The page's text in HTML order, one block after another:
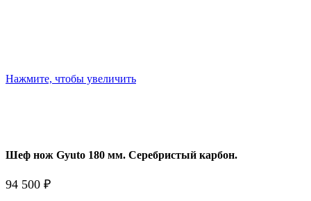
Нажмите, чтобы увеличить
Шеф нож Gyuto 180 мм. Серебристый карбон.
94 500 ₽